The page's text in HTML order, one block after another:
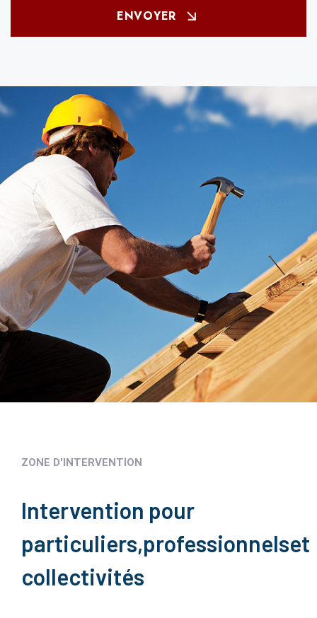
ENVOYER
ZONE D'INTERVENTION
Intervention pour
particuliers,professionnelset
collectivités